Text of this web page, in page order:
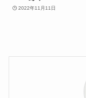
2022年11月11日